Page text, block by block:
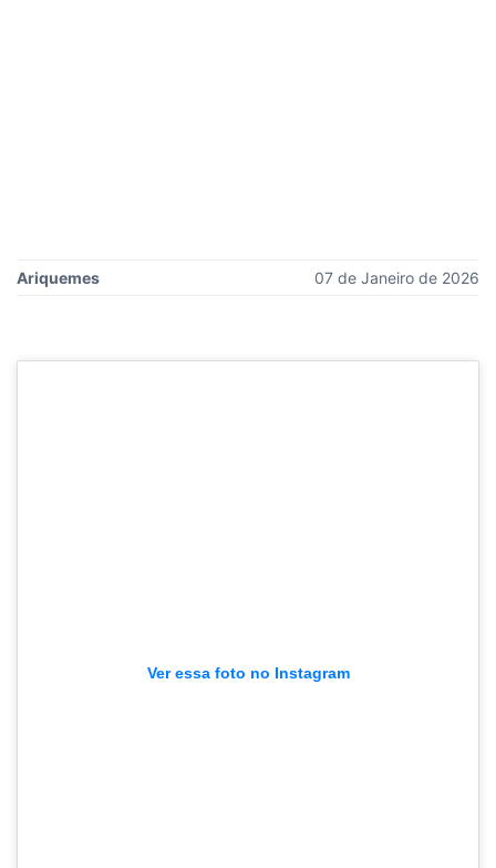
Ariquemes 07 de Janeiro de 2026
Ver essa foto no Instagram